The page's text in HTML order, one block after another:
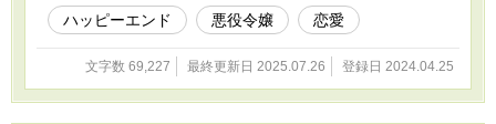
ハッピーエンド 悪役令嬢 恋愛
文字数 69,227 最終更新日 2025.07.26 登録日 2024.04.25